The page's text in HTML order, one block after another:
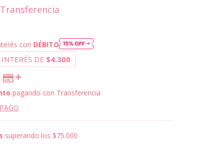
Transferencia
con DÉBITO
DE $4.300
pagando con Transferencia
superando los $75.000